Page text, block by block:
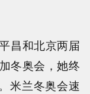
昌和北京两届
冬奥会，她终
米兰冬奥会速